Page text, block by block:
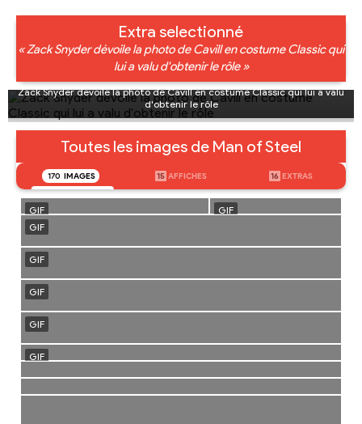
Extra selectionné
« Zack Snyder dévoile la photo de Cavill en costume Classic qui
lui a valu d'obtenir le rôle »
Zack Snyder dévoile la photo de Cavill en costume Classic qui lui a valu
d'obtenir le rôle
Toutes les images de Man of Steel
170 IMAGES 15 AFFICHES 16 EXTRAS